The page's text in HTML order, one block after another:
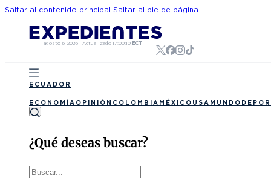
Saltar al contenido principal Saltar al pie de página
agosto 6, 2026 | Actualizado 17:00:10 ECT
ECUADOR
ECONOMÍA OPINIÓN COLOMBIA MÉXICO USA MUNDO
¿Qué deseas buscar?
Buscar